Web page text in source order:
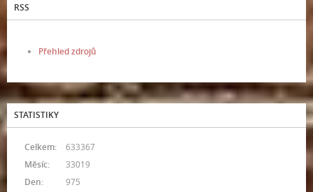
RSS
Přehled zdrojů
STATISTIKY
Celkem:
633367
Měsíc:
33019
Den:
975